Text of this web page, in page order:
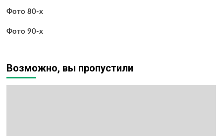
Фото 80-х
Фото 90-х
Возможно, вы пропустили